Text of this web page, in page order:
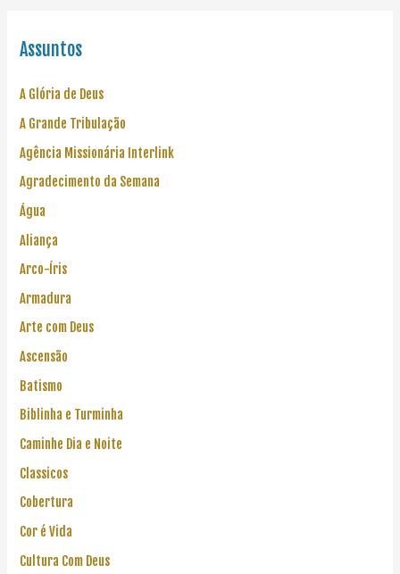
Assuntos
A Glória de Deus
A Grande Tribulação
Agência Missionária Interlink
Agradecimento da Semana
Água
Aliança
Arco-Íris
Armadura
Arte com Deus
Ascensão
Batismo
Biblinha e Turminha
Caminhe Dia e Noite
Classicos
Cobertura
Cor é Vida
Cultura Com Deus